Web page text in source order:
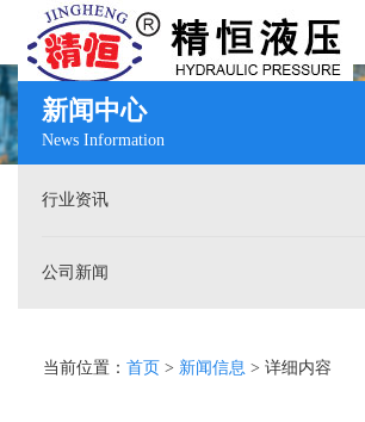
新闻中心
News Information
行业资讯
公司新闻
当前位置： 首页 > 新闻信息 > 详细内容